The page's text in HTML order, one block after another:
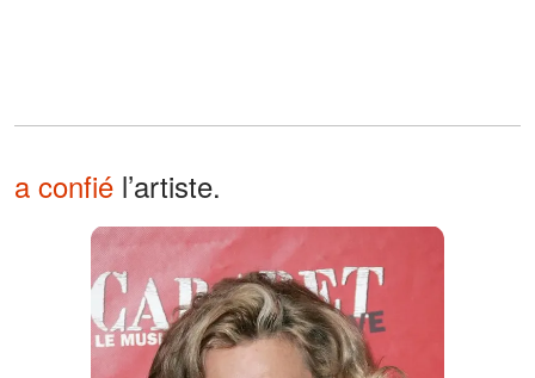
a confié l’artiste.